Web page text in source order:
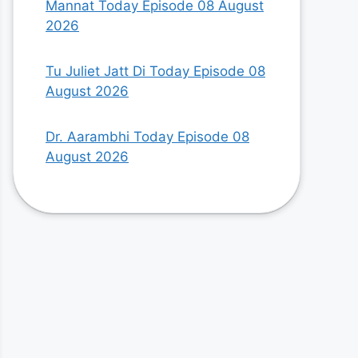
Mannat Today Episode 08 August
2026
Tu Juliet Jatt Di Today Episode 08
August 2026
Dr. Aarambhi Today Episode 08
August 2026